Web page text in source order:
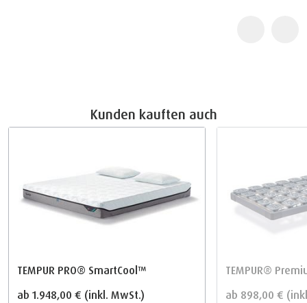
Kunden kauften auch
TEMPUR PRO® SmartCool™
ab 1.948,00 € (inkl. MwSt.)
TEMPUR®
ab 898,00 €